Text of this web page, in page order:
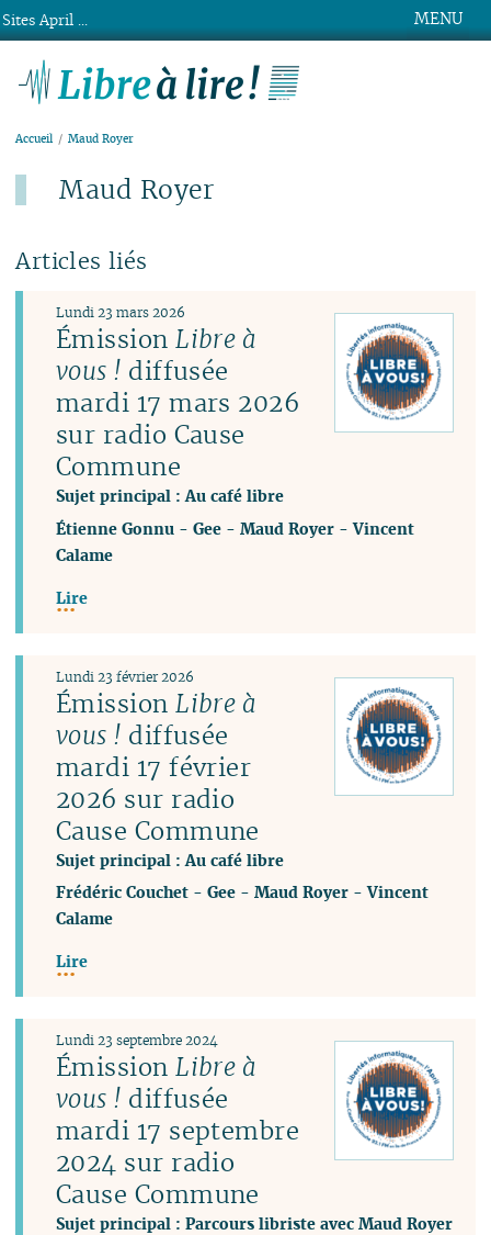
MENU
Accueil Maud Royer
Maud Royer
Articles liés
ÉmissionLibre à
vous ! diffusée
mardi 17 mars 2026
sur radio Cause
Commune
Sujet principal : Au café libre
Lundi 23 mars 2026
Étienne Gonnu -Gee -Maud Royer -Vincent
Calame
Lire
ÉmissionLibre à
vous ! diffusée
mardi 17 février
2026 sur radio
Cause Commune
Sujet principal : Au café libre
Lundi 23 février 2026
Frédéric Couchet -Gee -Maud Royer -Vincent
Calame
Lire
ÉmissionLibre à
vous ! diffusée
mardi 17 septembre
2024 sur radio
Cause Commune
Sujet principal : Parcours libriste avec Maud Royer
Lundi 23 septembre 2024
Sites April ...